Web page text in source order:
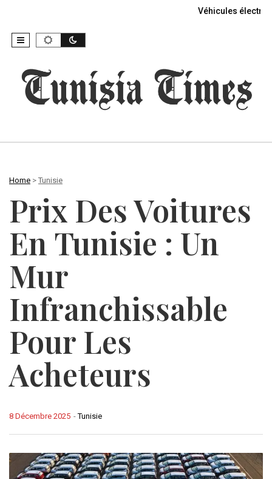
Véhicules
Home > Tunisie
Prix Des Voitures
En Tunisie : Un
Mur
Infranchissable
Pour Les
Acheteurs
-Tunisie
8 Décembre 2025